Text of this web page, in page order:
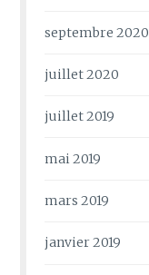
septembre 2020
juillet 2020
juillet 2019
mai 2019
mars 2019
janvier 2019